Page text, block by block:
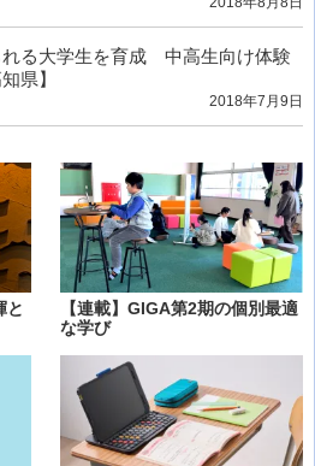
れる大学生を育成 中高生向け体験
県】
2018年7月9日
と
【連載】GIGA第2期の個別最適
な学び